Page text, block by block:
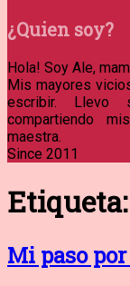
¿Quien soy?
Hola! Soy Ale,
Mis mayores
escribir. Llevo
compartiendo
maestra.
Since 2011
Etiqueta:
Mi paso